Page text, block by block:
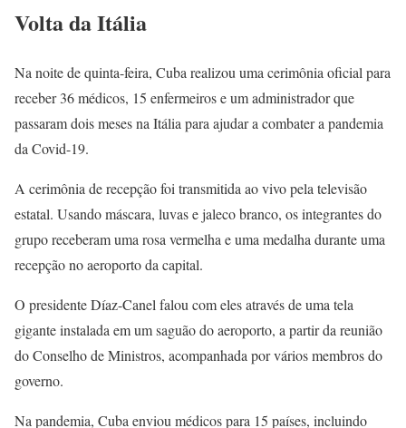
Volta da Itália
Na noite de quinta-feira, Cuba realizou uma cerimônia oficial para
receber 36 médicos, 15 enfermeiros e um administrador que
passaram dois meses na Itália para ajudar a combater a pandemia
da Covid-19.
A cerimônia de recepção foi transmitida ao vivo pela televisão
estatal. Usando máscara, luvas e jaleco branco, os integrantes do
grupo receberam uma rosa vermelha e uma medalha durante uma
recepção no aeroporto da capital.
O presidente Díaz-Canel falou com eles através de uma tela
gigante instalada em um saguão do aeroporto, a partir da reunião
do Conselho de Ministros, acompanhada por vários membros do
governo.
Na pandemia, Cuba enviou médicos para 15 países, incluindo